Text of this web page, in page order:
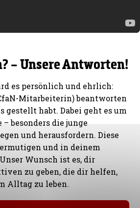
– Unsere Antworten!
es persönlich und ehrlich:
Mitarbeiterin) beantworten
gestellt habt. Dabei geht es um
besonders die junge
und herausfordern. Diese
und in deinem
Wunsch ist es, dir
zu geben, die dir helfen,
Alltag zu leben.